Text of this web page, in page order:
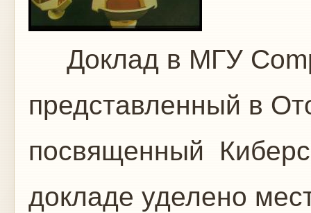
Доклад в МГУ
представленный в
посвященный
докладе уделено